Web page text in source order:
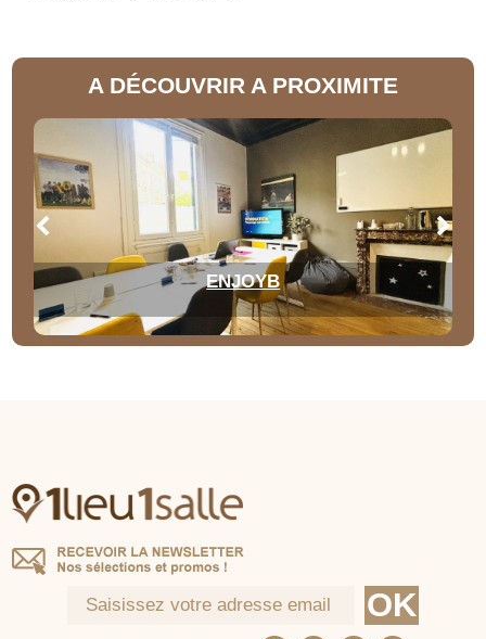
A DÉCOUVRIR A PROXIMITE
ENJOYB